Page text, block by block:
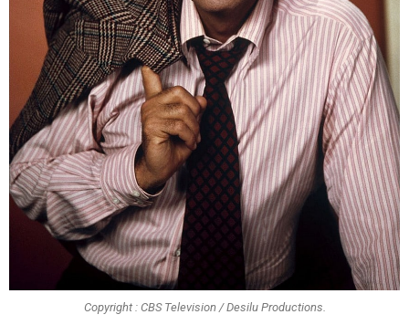
Copyright : CBS Television / Desilu Productions.